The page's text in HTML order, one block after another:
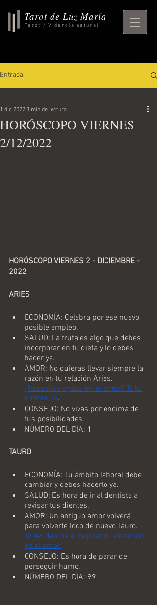
Tarot de Luz María
Tarot / Videncia natural
Entrada
horoscopo
HORÓSCOPO VIERNES
2/12/2022
1 dic 2022 3 min de lectura
HORÓSCOPO VIERNES 2 - DICIEMBRE -
2022
ARIES
ECONOMÍA: Celebra por ese nuevo
posible empleo.
SALUD: La fruta es algo que debes
incorporar en tu dieta y lo debes
hacer ya.
AMOR: No quieras llevar siempre la
razón en tu relación Aries.
¿Necesitas ayuda en el amor? Te lo
contamos.
CONSEJO: No vivas por encima de
tus posibilidades.
NÚMERO DEL DÍA: 1
TAURO
ECONOMÍA: Tu ámbito laboral debe
cambiar y debes hacerlo ya.
SALUD: Es hora de ir al dentista a
revisar tus dientes.
AMOR: Un antiguo amor volverá
para volverte loco de nuevo Tauro.
Te ayudamos a mejorar tu vibración
en el amor.
CONSEJO: Es hora de parar de
perseguir humo.
NÚMERO DEL DÍA: 99